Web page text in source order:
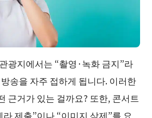
광지에서는 “촬영·녹화 금지”라
송을 자주 접하게 됩니다. 이러한
근거가 있는 걸까요? 또한, 콘서트
제출”이나 “이미지 삭제”를 요